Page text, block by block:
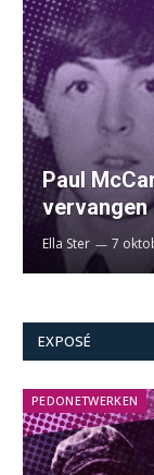
Paul
vervangen
Ella Ster 7
EXPOSÉ
PEDONETWERKEN